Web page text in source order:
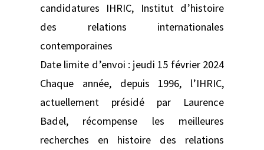
candidatures IHRIC, Institut d’histoire
des relations internationales
contemporaines
Date limite d’envoi : jeudi 15 février 2024
Chaque année, depuis 1996, l’IHRIC,
actuellement présidé par Laurence
Badel, récompense les meilleures
recherches en histoire des relations